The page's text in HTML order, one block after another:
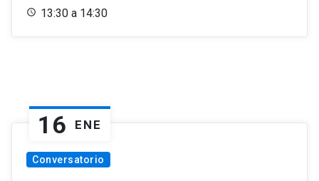
13:30 a 14:30
16 ENE
Conversatorio